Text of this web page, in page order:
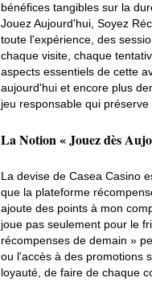
bénéfices tangibles sur la
Jouez Aujourd'hui, Soyez
toute l'expérience, des
chaque visite, chaque
aspects essentiels de cette
aujourd'hui et encore plus
jeu responsable qui préserve
La Notion « Jouez dès
La devise de Casea Casino
que la plateforme
ajoute des points à mon
joue pas seulement pour le
récompenses de demain »
ou l'accès à des promotions
loyauté, de faire de chaque